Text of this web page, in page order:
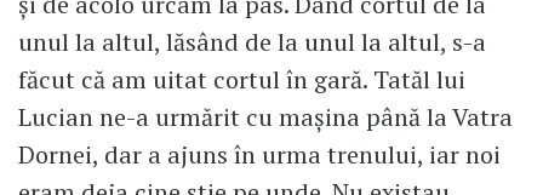
unul la altul, lăsând de la unul la altul, s-a
făcut că am uitat cortul în gară. Tatăl lui
Lucian ne-a urmărit cu mașina până la Vatra
Dornei, dar a ajuns în urma trenului, iar noi